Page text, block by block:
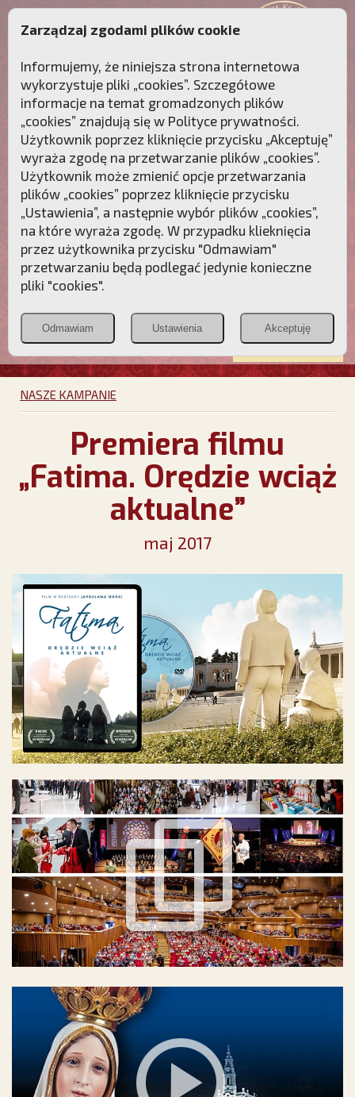
Przebudźmy sumienia Polaków!
Polonia
Christiana
PCh24.pl
Przymierze
POZNAJ APOSTOLAT FATIMY WESPRZYJ
NAS
NASZE KAMPANIE
Premiera filmu
„Fatima. Orędzie wciąż
aktualne”
maj 2017
Zarządzaj zgodami plików cookie
Informujemy, że niniejsza strona internetowa
wykorzystuje pliki „cookies”. Szczegółowe
informacje na temat gromadzonych plików
„cookies” znajdują się w Polityce prywatności.
Użytkownik poprzez kliknięcie przycisku „Akceptuję”
wyraża zgodę na przetwarzanie plików „cookies”.
Użytkownik może zmienić opcje przetwarzania
plików „cookies” poprzez kliknięcie przycisku
„Ustawienia”, a następnie wybór plików „cookies”,
na które wyraża zgodę. W przypadku klieknięcia
przez użytkownika przycisku "Odmawiam"
przetwarzaniu będą podlegać jedynie konieczne
pliki "cookies".
Odmawiam Ustawienia Akceptuję